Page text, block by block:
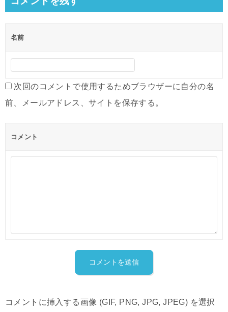
ー
ン
名前
次回のコメントで使用するためブラウザーに自分の名
前、メールアドレス、サイトを保存する。
コメント
コメントに挿入する画像 (GIF, PNG, JPG, JPEG) を選択